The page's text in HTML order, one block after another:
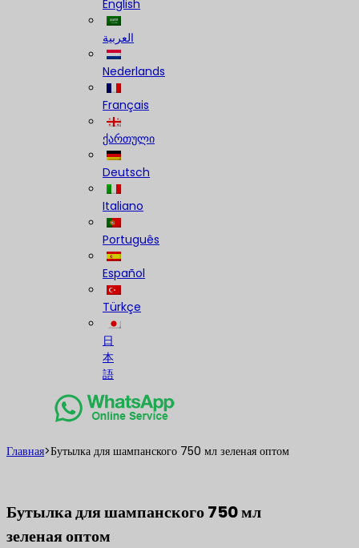
English
العربية
Nederlands
Français
ქართული
Deutsch
Italiano
Português
Español
Türkçe
日
本
語
Главная>Бутылка для шампанского 750 мл зеленая оптом
Бутылка для шампанского 750 мл
зеленая оптом